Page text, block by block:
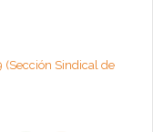
(Sección Sindical de